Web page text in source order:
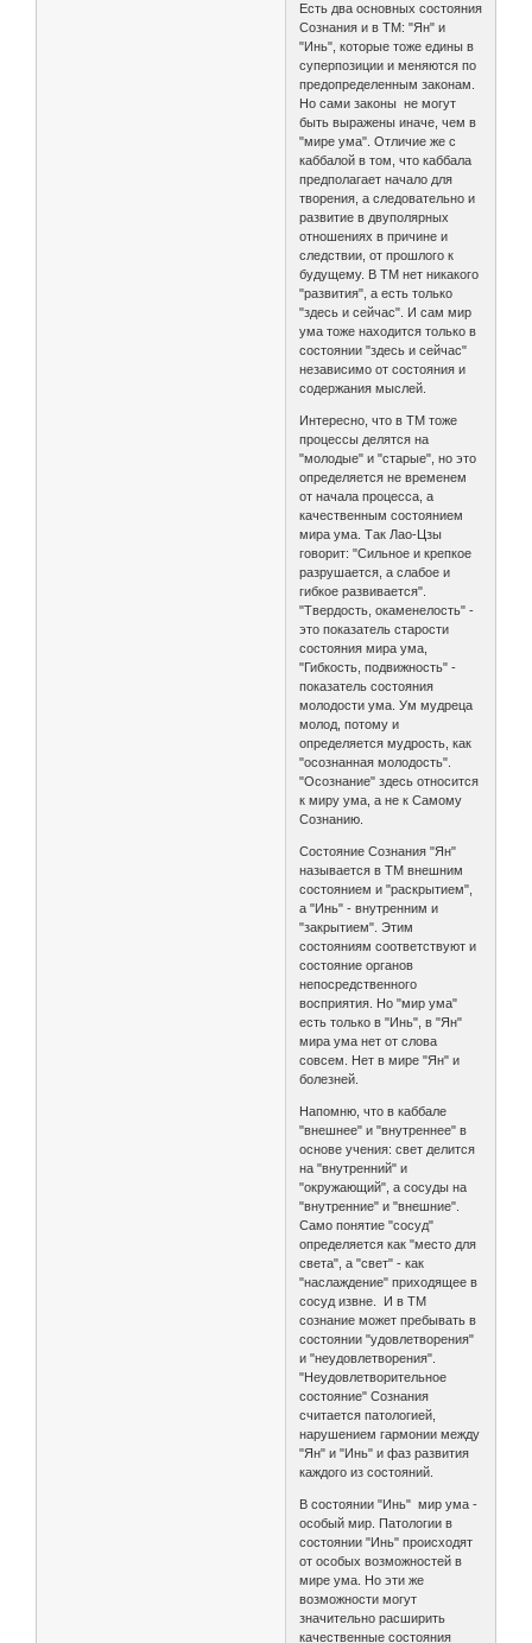
Есть два основных состояния
Сознания и в ТМ: "Ян" и
"Инь", которые тоже едины в
суперпозиции и меняются по
предопределенным законам.
Но сами законы не могут
быть выражены иначе, чем в
"мире ума". Отличие же с
каббалой в том, что каббала
предполагает начало для
творения, а следовательно и
развитие в двуполярных
отношениях в причине и
следствии, от прошлого к
будущему. В ТМ нет никакого
"развития", а есть только
"здесь и сейчас". И сам мир
ума тоже находится только в
состоянии "здесь и сейчас"
независимо от состояния и
содержания мыслей.
Интересно, что в ТМ тоже
процессы делятся на
"молодые" и "старые", но это
определяется не временем
от начала процесса, а
качественным состоянием
мира ума. Так Лао-Цзы
говорит: "Сильное и крепкое
разрушается, а слабое и
гибкое развивается".
"Твердость, окаменелость" -
это показатель старости
состояния мира ума,
"Гибкость, подвижность" -
показатель состояния
молодости ума. Ум мудреца
молод, потому и
определяется мудрость, как
"осознанная молодость".
"Осознание" здесь относится
к миру ума, а не к Самому
Сознанию.
Состояние Сознания "Ян"
называется в ТМ внешним
состоянием и "раскрытием",
а "Инь" - внутренним и
"закрытием". Этим
состояниям соответствуют и
состояние органов
непосредственного
восприятия. Но "мир ума"
есть только в "Инь", в "Ян"
мира ума нет от слова
совсем. Нет в мире "Ян" и
болезней.
Напомню, что в каббале
"внешнее" и "внутреннее" в
основе учения: свет делится
на "внутренний" и
"окружающий", а сосуды на
"внутренние" и "внешние".
Само понятие "сосуд"
определяется как "место для
света", а "свет" - как
"наслаждение" приходящее в
сосуд извне. И в ТМ
сознание может пребывать в
состоянии "удовлетворения"
и "неудовлетворения".
"Неудовлетворительное
состояние" Сознания
считается патологией,
нарушением гармонии между
"Ян" и "Инь" и фаз развития
каждого из состояний.
В состоянии "Инь" мир ума -
особый мир. Патологии в
состоянии "Инь" происходят
от особых возможностей в
мире ума. Но эти же
возможности могут
значительно расширить
качественные состояния